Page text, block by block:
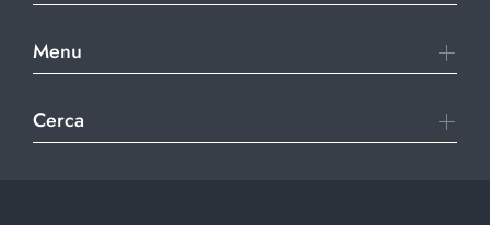
Menu
Cerca